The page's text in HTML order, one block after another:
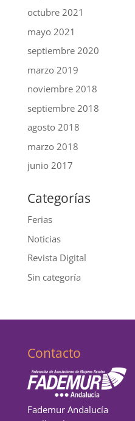
octubre 2021
mayo 2021
septiembre 2020
marzo 2019
noviembre 2018
septiembre 2018
agosto 2018
marzo 2018
junio 2017
Categorías
Ferias
Noticias
Revista Digital
Sin categoría
Contacto
Fademur Andalucía